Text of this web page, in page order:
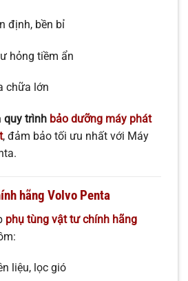
định, bền bỉ
hỏng tiềm ẩn
chữa lớn
quy trình bảo dưỡng máy phát
, đảm bảo tối ưu nhất với Máy
hãng Volvo Penta
phụ tùng vật tư chính hãng
liệu, lọc gió